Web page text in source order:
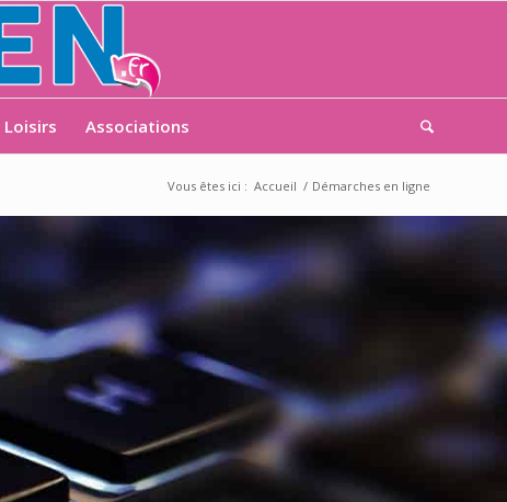
Loisirs Associations
Vous êtes ici : Accueil / Démarches en ligne